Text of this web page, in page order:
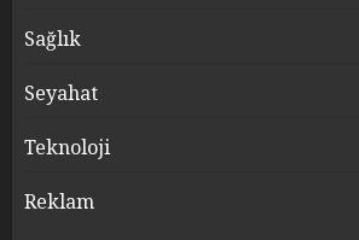
Sağlık
Seyahat
Teknoloji
Reklam